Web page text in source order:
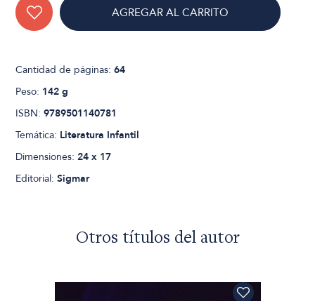
AGREGAR AL CARRITO
Cantidad de páginas:64
Peso: 142 g
ISBN:9789501140781
Temática: Literatura Infantil
Dimensiones:24 x 17
Editorial:Sigmar
Otros títulos del autor